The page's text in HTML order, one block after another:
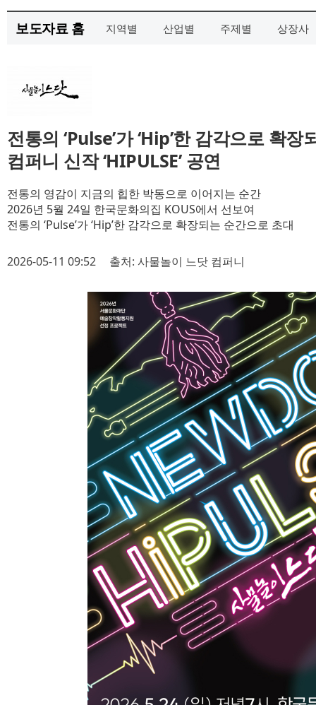
보도자료 홈 지역별 산업별 주제별 상장사
전통의 ‘Pulse’가 ‘Hip’한 감각으로 확
컴퍼니 신작 ‘HIPULSE’ 공연
전통의 영감이 지금의 힙한 박동으로 이어지는 순간
2026년 5월 24일 한국문화의집 KOUS에서 선보여
전통의 ‘Pulse’가 ‘Hip’한 감각으로 확장되는 순간으로 초대
2026-05-11 09:52 출처: 사물놀이 느닷 컴퍼니